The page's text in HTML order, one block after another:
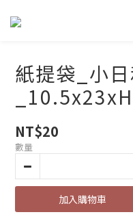
紙提袋_小日
NT$20
數量
加入購物車